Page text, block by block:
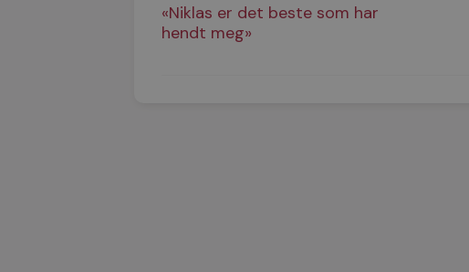
«Niklas er det beste som har
hendt meg»